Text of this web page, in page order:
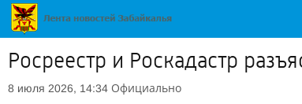
Росреестр и Роскадастр
8 июля 2026, 14:34 Официально